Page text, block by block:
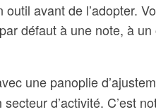
avant de l’adopter.
défaut à une note, à
une panoplie
d’activité. C’est